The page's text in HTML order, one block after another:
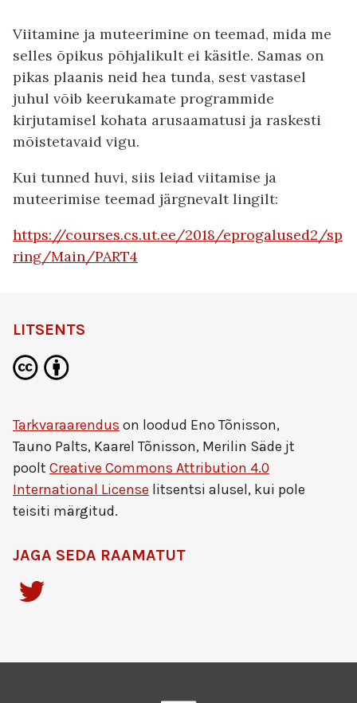
Viitamine ja muteerimine on teemad, mida me
selles õpikus põhjalikult ei käsitle. Samas on
pikas plaanis neid hea tunda, sest vastasel
juhul võib keerukamate programmide
kirjutamisel kohata arusaamatusi ja raskesti
mõistetavaid vigu.
Kui tunned huvi, siis leiad viitamise ja
muteerimise teemad järgnevalt lingilt:
https://courses.cs.ut.ee/2018/eprogalused2/sp
ring/Main/PART4
LITSENTS
Tarkvaraarendus on loodud Eno Tõnisson,
Tauno Palts, Kaarel Tõnisson, Merilin Säde jt
poolt Creative Commons Attribution 4.0
International License litsentsi alusel, kui pole
teisiti märgitud.
JAGA SEDA RAAMATUT